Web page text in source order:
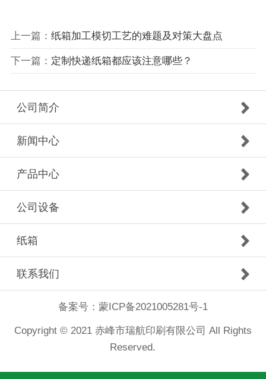
上一篇： 纸箱加工模切工艺的难题及对策大盘点
下一篇： 定制快递纸箱都应该注意哪些？
公司简介
新闻中心
产品中心
公司设备
纸箱
联系我们
备案号： 蒙ICP备2021005281号-1
Copyright © 2021 赤峰市瑞航印刷有限公司 All Rights
Reserved.